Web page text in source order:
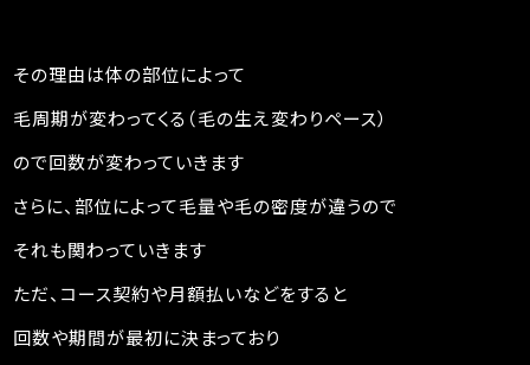
その理由は体の部位によって
毛周期が変わってくる（毛の生え変わりペース）
ので回数が変わっていきます
さらに、部位によって毛量や毛の密度が違うので
それも関わっていきます
ただ、コース契約や月額払いなどをすると
回数や期間が最初に決まっており